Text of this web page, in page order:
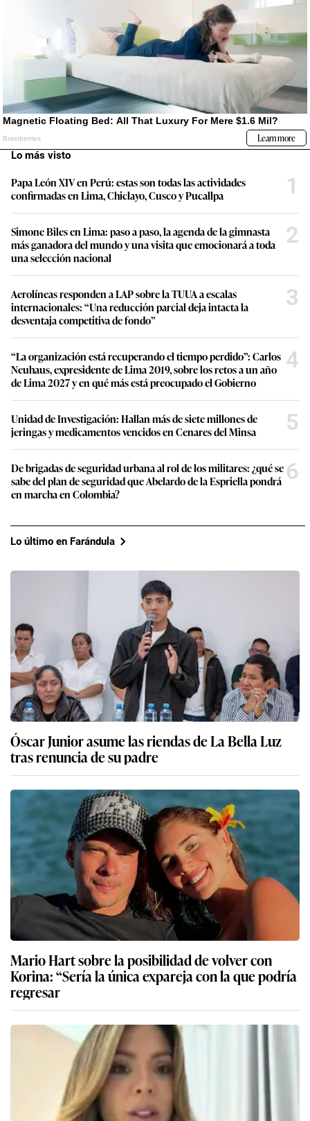
Lo más visto
Papa León XIV en Perú: estas son todas las actividades
confirmadas en Lima, Chiclayo, Cusco y Pucallpa
1
Simone Biles en Lima: paso a paso, la agenda de la gimnasta
más ganadora del mundo y una visita que emocionará a toda
una selección nacional
2
Aerolíneas responden a LAP sobre la TUUA a escalas
internacionales: “Una reducción parcial deja intacta la
desventaja competitiva de fondo”
3
“La organización está recuperando el tiempo perdido”: Carlos
Neuhaus, expresidente de Lima 2019, sobre los retos a un año
de Lima 2027 y en qué más está preocupado el Gobierno
4
Unidad de Investigación: Hallan más de siete millones de
jeringas y medicamentos vencidos en Cenares del Minsa
5
De brigadas de seguridad urbana al rol de los militares: ¿qué se
sabe del plan de seguridad que Abelardo de la Espriella pondrá
en marcha en Colombia?
6
Lo último en Farándula
Óscar Junior asume las riendas de La Bella Luz
tras renuncia de su padre
Mario Hart sobre la posibilidad de volver con
Korina: “Sería la única expareja con la que podría
regresar